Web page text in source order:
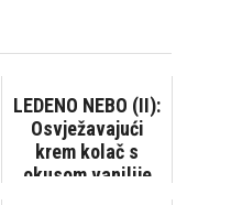
LEDENO NEBO (II):
Osvježavajući
krem kolač s
okusom vanilije